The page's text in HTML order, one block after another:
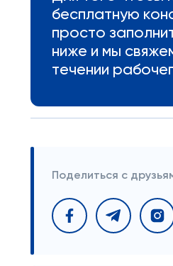
бесплатную
просто
ниже и мы
течении
Поделиться с